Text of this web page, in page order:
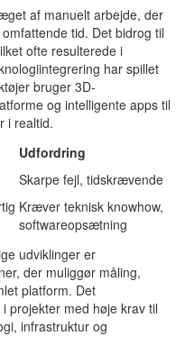
af manuelt arbejde, der
tid. Det bidrog til
ofte resulterede i
har spillet
bruger 3D-
og intelligente apps til
i realtid.
Udfordring
Skarpe fejl, tidskrævende
Kræver teknisk knowhow,
softwareopsætning
udviklinger er
der muliggør måling,
platform. Det
projekter med høje krav til
infrastruktur og